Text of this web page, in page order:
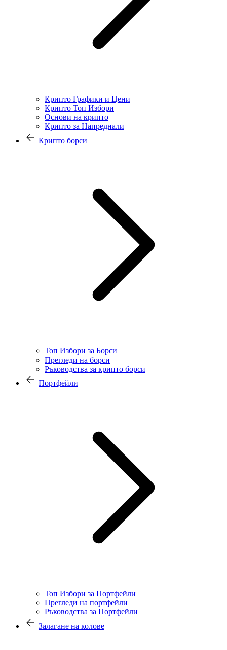
Крипто Графики и Цени
Крипто Топ Избори
Основи на крипто
Крипто за Напреднали
Крипто борси
Топ Избори за Борси
Прегледи на борси
Ръководства за крипто борси
Портфейли
Топ Избори за Портфейли
Прегледи на портфейли
Ръководства за Портфейли
Залагане на колове